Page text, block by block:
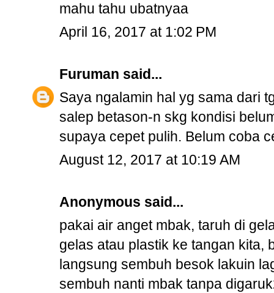
mahu tahu ubatnyaa
April 16, 2017 at 1:02 PM
Furuman said...
Saya ngalamin hal yg sama dari
salep betason-n skg kondisi
supaya cepet pulih. Belum coba
August 12, 2017 at 10:19 AM
Anonymous said...
pakai air anget mbak, taruh di
gelas atau plastik ke tangan kita,
langsung sembuh besok lakuin
sembuh nanti mbak tanpa